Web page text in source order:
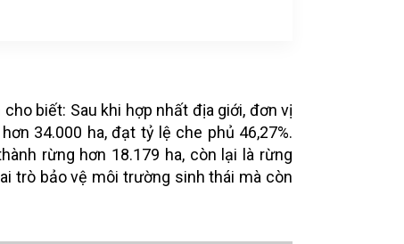
biết: Sau khi hợp nhất địa giới, đơn vị
34.000 ha, đạt tỷ lệ che phủ 46,27%.
rừng hơn 18.179 ha, còn lại là rừng
trò bảo vệ môi trường sinh thái mà còn